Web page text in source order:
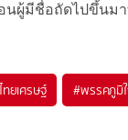
อนผู้มีชื่อถัดไปขึ้
ยเศรษฐ์ #พรรคภูมิ